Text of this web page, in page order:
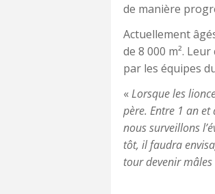
de manière
Actuellement
de 8 000 m².
par les équipes
«Lorsque les
père. Entre 1 an
nous surveillons
tôt, il faudra
tour devenir